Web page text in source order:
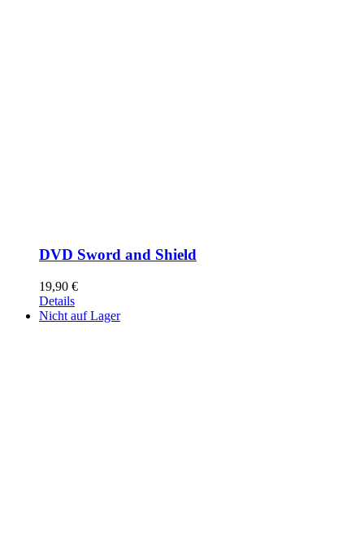
DVD Sword and Shield
19,90 €
Details
Nicht auf Lager